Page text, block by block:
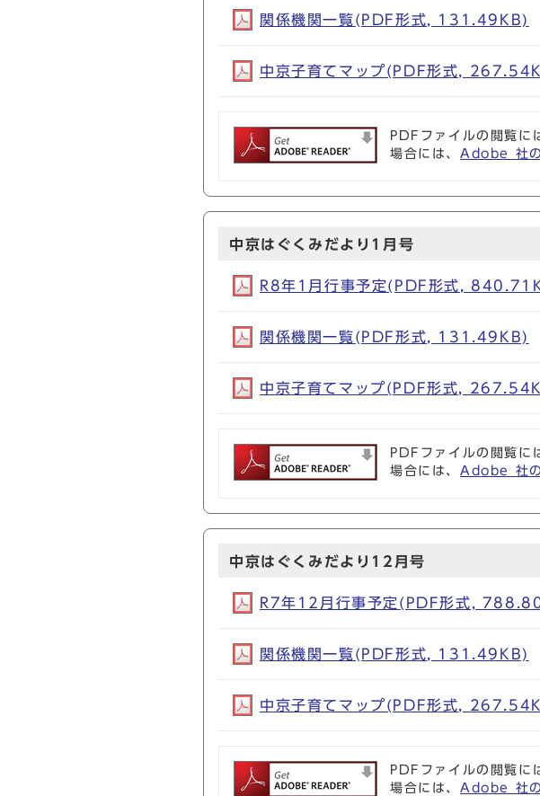
関係機関一覧(PDF形式, 131.49KB)
中京子育てマップ(PDF形式,
PDFファイルの閲覧
場合には、 Adobe 社
中京はぐくみだより1月号
R8年1月行事予定(PDF形式,
関係機関一覧(PDF形式, 131.49KB)
中京子育てマップ(PDF形式,
PDFファイルの閲覧
場合には、 Adobe 社
中京はぐくみだより12月号
R7年12月行事予定(PDF形式,
関係機関一覧(PDF形式, 131.49KB)
中京子育てマップ(PDF形式,
PDFファイルの閲覧
場合には、 Adobe 社